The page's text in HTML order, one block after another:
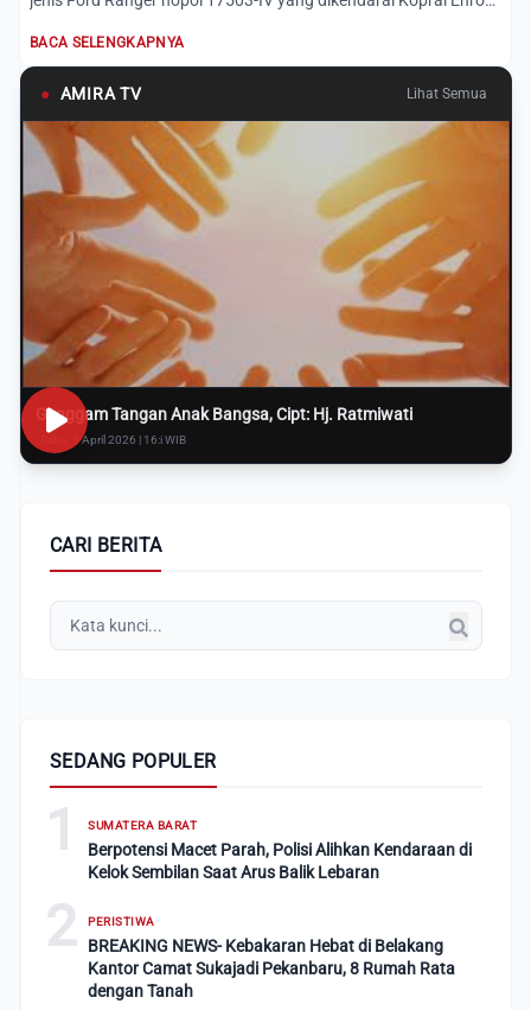
BACA SELENGKAPNYA
● AMIRA TV Lihat Semua
Genggam Tangan Anak Bangsa, Cipt: Hj. Ratmiwati
Rabu, 8 April 2026 | 16:i WIB
CARI BERITA
SEDANG POPULER
1 SUMATERA BARAT
Berpotensi Macet Parah, Polisi Alihkan Kendaraan di
Kelok Sembilan Saat Arus Balik Lebaran
2 PERISTIWA
BREAKING NEWS- Kebakaran Hebat di Belakang
Kantor Camat Sukajadi Pekanbaru, 8 Rumah Rata
dengan Tanah